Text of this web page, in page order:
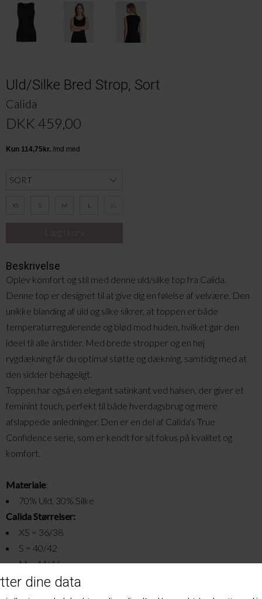
Uld/Silke Bred Strop, Sort
Calida
DKK 459,00
XS S M L
Beskrivelse
Oplev komfort og stil med denne uld/silke top fra Calida.
Denne top er designet til at give dig en følelse af velvære. Den
unikke blanding af uld og silke sikrer, at toppen er både
temperaturregulerende og blød mod huden, hvilket gør den
ideel til alle årstider. Med brede stropper og en høj
rygdækning får du optimal støtte og dækning, samtidig med at
den sidder behageligt.
Toppen har også en elegant satinkant ved halsen, der giver et
feminint touch, perfekt til både hverdagsbrug og mere
afslappede anledninger. Den er en del af Calida's True
Confidence serie, som er kendt for sit fokus på kvalitet og
komfort.
Materiale:
70% Uld, 30% Silke
Calida Størrelser:
XS = 36/38
S = 40/42
M = 44/46
L = 48/50